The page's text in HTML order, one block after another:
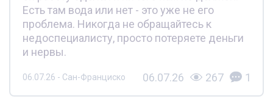
Есть там вода или нет - это уже не его
проблема. Никогда не обращайтесь к
недоспециалисту, просто потеряете деньги
и нервы.
06.07.26 - Сан-Франциско 06.07.26 267 1